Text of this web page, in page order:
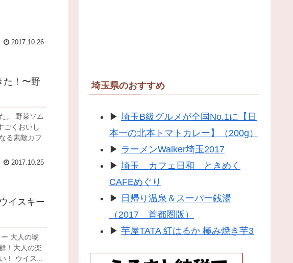
2017.10.26
た！〜野
。 野菜ソム
ごくおいし
る素敵カフ
2017.10.25
イスキー
大人の琥
！大人の楽
！ ウイス...
埼玉県のおすすめ
▶ 埼玉B級グルメが全国No.1に【日
本一の北本トマトカレー】（200g）
▶ ラーメンWalker埼玉2017
▶ 埼玉 カフェ日和 ときめく
CAFEめぐり
▶ 日帰り温泉＆スーパー銭湯
（2017 首都圏版）
▶ 芋屋TATA 紅はるか 極み焼き芋3